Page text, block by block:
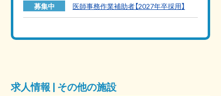
募集中 医師事務作業補助者【2027年卒採用】
求人情報 | その他の施設